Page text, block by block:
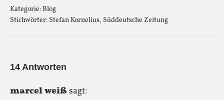
Kategorie:Blog
Stichwörter: Stefan Kornelius, Süddeutsche Zeitung
14 Antworten
marcel weißsagt: